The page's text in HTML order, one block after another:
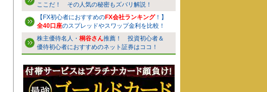
ここだ！ その人気の秘密もズバリ解説！
【FX初心者におすすめのFX会社ランキング！】
全40口座のスプレッドやスワップ金利を比較！
株主優待名人・ 桐谷さん推薦！ 投資初心者＆
優待初心者におすすめのネット証券はココ！